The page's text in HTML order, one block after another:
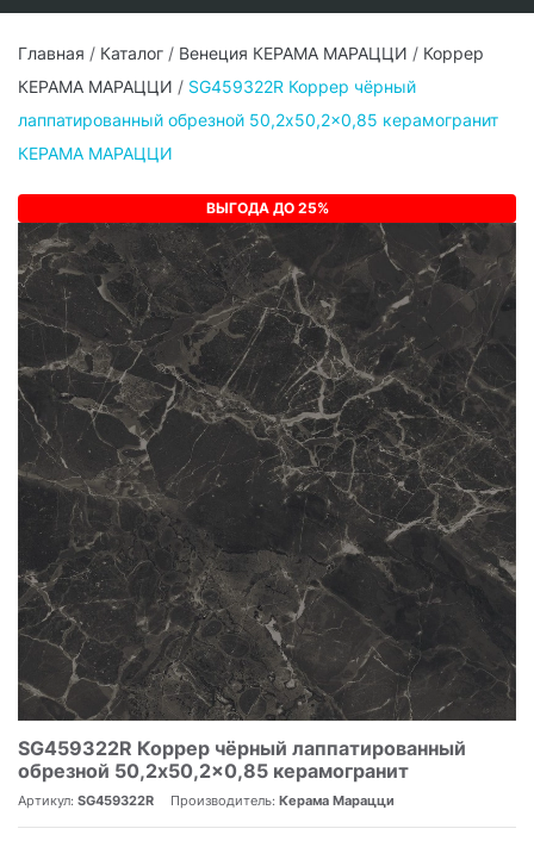
Главная / Каталог / Венеция КЕРАМА МАРАЦЦИ / Коррер
КЕРАМА МАРАЦЦИ / SG459322R Коррер чёрный
лаппатированный обрезной 50,2x50,2x0,85 керамогранит
КЕРАМА МАРАЦЦИ
ВЫГОДА ДО 25%
SG459322R Коррер чёрный лаппатированный
обрезной 50,2x50,2x0,85 керамогранит
Артикул: SG459322R Производитель: Керама Марацци